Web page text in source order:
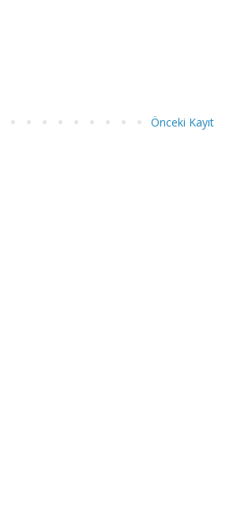
Önceki Kayıt